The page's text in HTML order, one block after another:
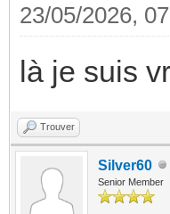
23/05/2026,
là je suis
Trouver
Silver60
Senior Member